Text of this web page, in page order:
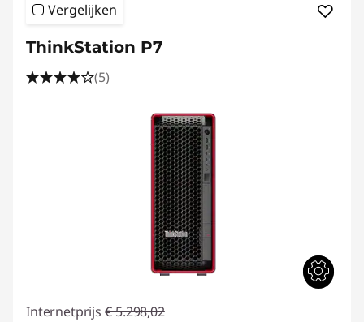
Vergelijken
ThinkStation P7
(5)
Internetprijs € 5.298,02